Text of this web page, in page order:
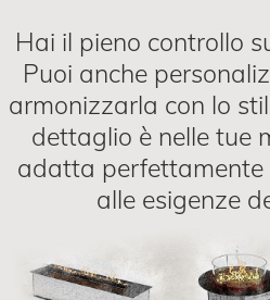
Hai il pieno controllo
Puoi anche
armonizzarla con lo
dettaglio è nelle tue
adatta perfettamente
alle esigenze